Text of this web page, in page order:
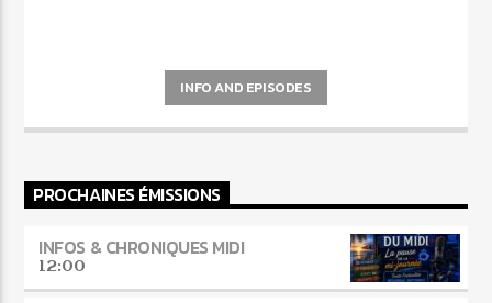
INFO AND EPISODES
PROCHAINES ÉMISSIONS
INFOS & CHRONIQUES MIDI
12:00